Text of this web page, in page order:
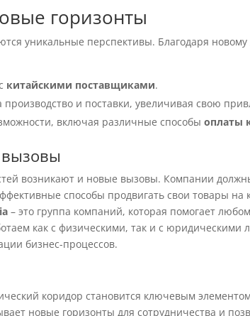
горизонты
уникальные перспективы. Благодаря
китайскими поставщиками.
и поставки, увеличивая свою
включая различные способыоплаты
возникают и новые вызовы. Компании
способы продвигать свои товары на
– это группа компаний, которая помогает
как с физическими, так и с юридическими
бизнес-процессов.
коридор становится ключевым
новые горизонты для сотрудничества и